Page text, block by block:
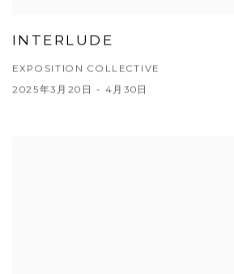
INTERLUDE
EXPOSITION COLLECTIVE
2025年3月20日 - 4月30日